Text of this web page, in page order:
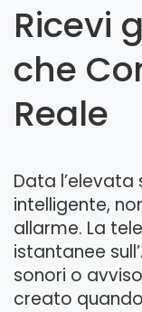
Ricevi
che
Reale
Data
intelligente,
allarme. La
istantanee
sonori o
creato